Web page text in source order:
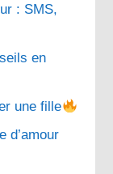
: SMS,
en
une fille
d’amour